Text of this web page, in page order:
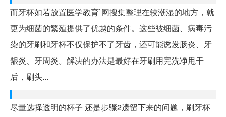
而牙杯如若放置医学教育`网搜集整理在较潮湿的地方，就
更为细菌的繁殖提供了优越的条件。这些被细菌、病毒污
染的牙刷和牙杯不仅保护不了牙齿，还可能诱发肠炎、牙
龈炎、牙周炎。解决的办法是最好在牙刷用完洗净甩干
后，刷头...
尽量选择透明的杯子 还是步骤2遗留下来的问题，刷牙杯